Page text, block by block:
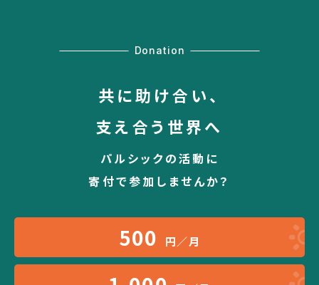
Donation
共に助け合い、
支え合う世界へ
パルシックの活動に
寄付で参加しませんか？
500 円／月